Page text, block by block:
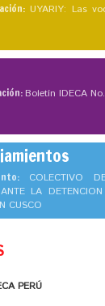
UYARIY: Las
Boletín IDECA
COLECTIVO
LA
CUSCO
PERÚ